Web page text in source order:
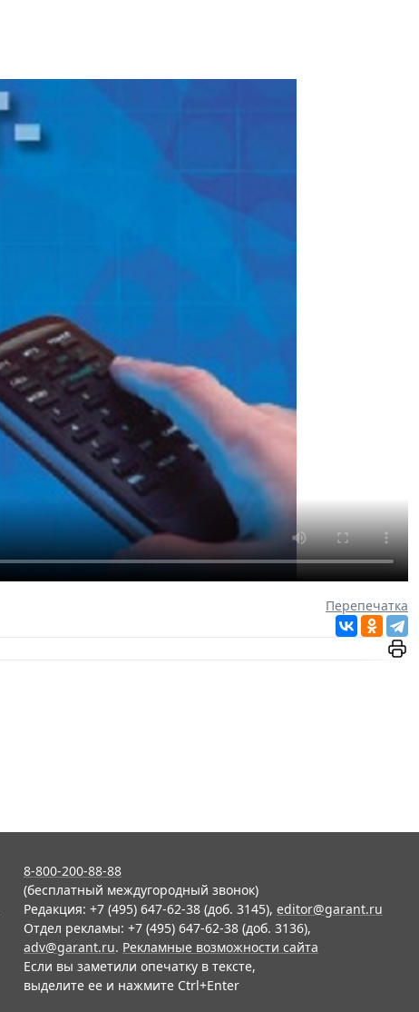
Перепечатка
8-800-200-88-88
(бесплатный междугородный звонок)
Редакция: +7 (495) 647-62-38 (доб. 3145), editor@garant.ru
Отдел рекламы: +7 (495) 647-62-38 (доб. 3136),
adv@garant.ru. Рекламные возможности сайта
Если вы заметили опечатку в тексте,
выделите ее и нажмите Ctrl+Enter